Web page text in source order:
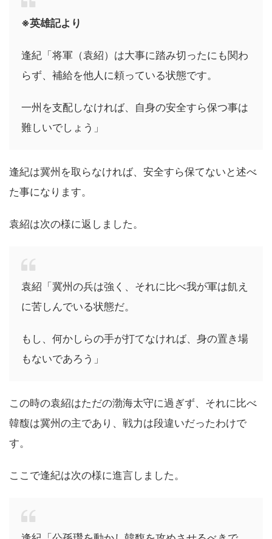
※英雄記より
逢紀「将軍（袁紹）は大事に踏み切ったにも関わ
らず、補給を他人に頼っている状態です。
一州を支配しなければ、自身の安全すら保つ事は
難しいでしょう」
逢紀は冀州を取らなければ、安全すら保てないと述べ
た事になります。
袁紹は次の様に返しました。
袁紹「冀州の兵は強く、それに比べ我が軍は飢え
に苦しんでいる状態だ。
もし、何かしらの手が打てなければ、身の置き場
もないであろう」
この時の袁紹はただの渤海太守に過ぎず、それに比べ
韓馥は冀州の主であり、戦力は段違いだったわけで
す。
ここで逢紀は次の様に進言しました。